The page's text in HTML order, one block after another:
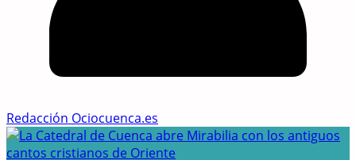
Redacción Ociocuenca.es